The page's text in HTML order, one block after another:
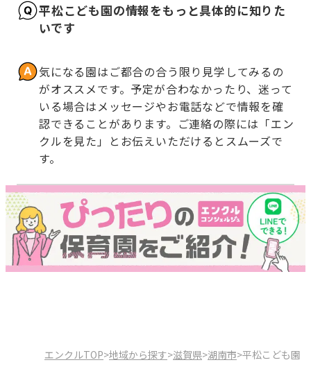
平松こども園の情報をもっと具体的に知りた
いです
気になる園はご都合の合う限り見学してみるの
がオススメです。予定が合わなかったり、迷って
いる場合はメッセージやお電話などで情報を確
認できることがあります。ご連絡の際には「エン
クルを見た」とお伝えいただけるとスムーズで
す。
エンクルTOP>地域から探す>滋賀県>湖南市>平松こども園